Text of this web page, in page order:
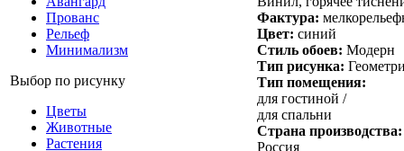
Прованс
Рельеф
Минимализм
Выбор по рисунку
Цветы
Животные
Растения
Фактура:
Цвет: синий
Стиль обоев: Модерн
Тип рисунка:
Тип помещения:
для гостиной /
для спальни
Страна производства:
Россия